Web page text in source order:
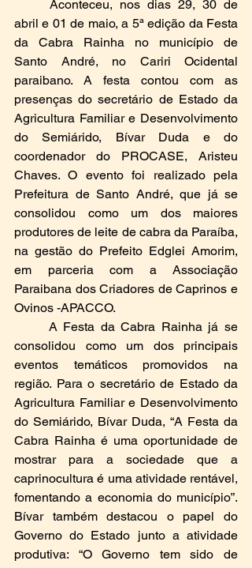
abril e 01 de maio, a 5ª edição da Festa
da Cabra Rainha no município de
Santo André, no Cariri Ocidental
paraibano. A festa contou com as
presenças do secretário de Estado da
Agricultura Familiar e Desenvolvimento
do Semiárido, Bívar Duda e do
coordenador do PROCASE, Aristeu
Chaves. O evento foi realizado pela
Prefeitura de Santo André, que já se
consolidou como um dos maiores
produtores de leite de cabra da Paraíba,
na gestão do Prefeito Edglei Amorim,
em parceria com a Associação
Paraibana dos Criadores de Caprinos e
Ovinos -APACCO.
consolidou como um dos principais
eventos temáticos promovidos na
região. Para o secretário de Estado da
Agricultura Familiar e Desenvolvimento
do Semiárido, Bívar Duda, “A Festa da
Cabra Rainha é uma oportunidade de
mostrar para a sociedade que a
caprinocultura é uma atividade rentável,
fomentando a economia do município”.
Bívar também destacou o papel do
Governo do Estado junto a atividade
produtiva: “O Governo tem sido de